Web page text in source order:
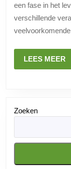
een fase in het
verschillende
LEES MEER
Zoeken